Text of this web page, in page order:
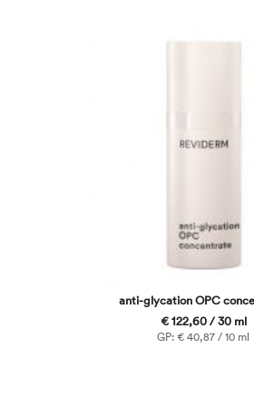
anti-glycation OPC
€ 122,60 / 30 ml
GP: € 40,87 / 10 ml